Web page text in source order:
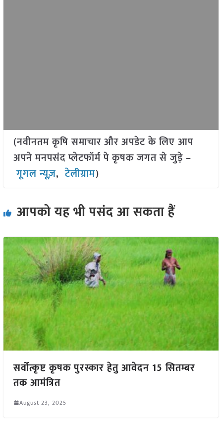
(नवीनतम कृषि समाचार और अपडेट के लिए आप
अपने मनपसंद प्लेटफॉर्म पे कृषक जगत से जुड़े –
गूगल न्यूज़,टेलीग्राम)
आपको यह भी पसंद आ सकता हैं
सर्वोत्कृष्ट कृषक पुरस्कार हेतु आवेदन 15 सितम्बर
तक आमंत्रित
August 23, 2025